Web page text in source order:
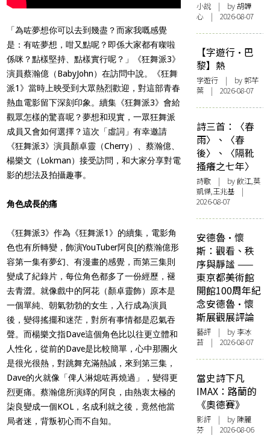
「為咗夢想你可以去到幾盡？而家我嘅感覺
是：有咗夢想，咁又點呢？即係大家都有㗎啦
係咪？點樣堅持、點樣實行呢？」《狂舞派3》
演員蔡瀚億（BabyJohn）在訪問中說。《狂舞
派1》當時上映受到大眾熱烈歡迎，對這部青春
熱血電影留下深刻印象。續集《狂舞派3》會給
觀眾怎樣的驚喜呢？夢想和現實，一眾狂舞派
成員又會如何選擇？這次「虛詞」有幸邀請
《狂舞派3》演員顏卓靈（Cherry）、蔡瀚億、
楊樂文（Lokman）接受訪問，和大家分享對電
影的想法及拍攝趣事。
角色成長的痛
《狂舞派3》作為《狂舞派1》的續集，電影角
色也有所轉變，飾演YouTuber阿良[的蔡瀚億形
容第一集有夢幻、有漫畫的感覺，而第三集則
變成了紀錄片，每位角色都多了一份經歷，褪
去青澀。就像戲中的阿花（顏卓靈飾）原本是
一個單純、朝氣勃勃的女生，入行成為演員
後，變得搖擺和迷茫，對所有事情都是忍氣吞
聲。而楊樂文指Dave這個角色比以往更立體和
人性化，從前的Dave是比較簡單，心中那團火
是很光很熱，對跳舞充滿熱誠，來到第三集，
Dave的火就像「俾人淋熄咗再燒過」，變得更
烈更痛。蔡瀚億所演繹的阿良，由熱衷太極的
柒良變成一個KOL，名成利就之後，竟然他當
局者迷，背叛初心而不自知。
小說 | by 胡韡
心 | 2026-08-07
【字遊行·巴
黎】熱
字遊行 | by 郭芊
葉 | 2026-08-07
詩三首：〈春
雨〉、〈春
後〉、〈隔靴
搔癢之七年〉
詩歌 | by 飲江,莫
凱傑,王兆基 |
2026-08-07
安德魯·懷
斯：觀看、秩
序與靜謐 ——
東京都美術館
開館100周年紀
念安德魯·懷
斯展觀展評論
藝評 | by 李冰
苔 | 2026-08-07
當史詩下凡
IMAX：路蘭的
《奧德賽》
影評 | by 陳麗
芬 | 2026-08-06